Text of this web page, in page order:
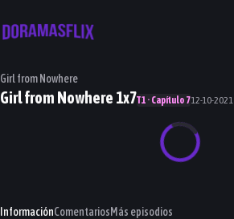
Girl from Nowhere
Girl from Nowhere 1x7T1 · Capítulo 712-10-2021
InformaciónComentariosMás episodios